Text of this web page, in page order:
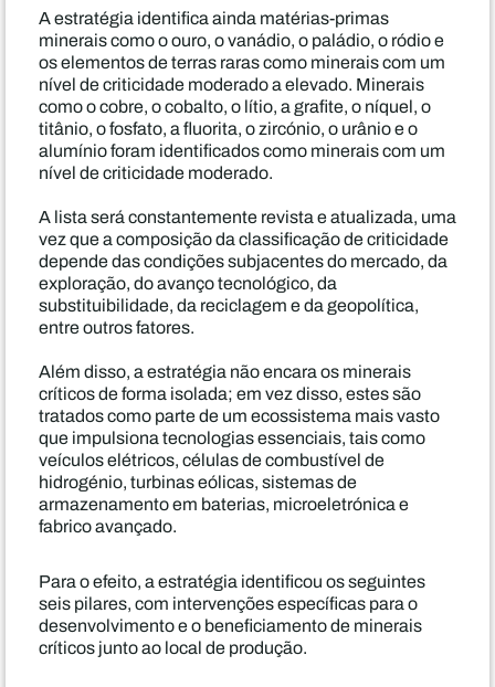
A estratégia identifica ainda matérias-primas
minerais como o ouro, o vanádio, o paládio, o ródio e
os elementos de terras raras como minerais com um
nível de criticidade moderado a elevado. Minerais
como o cobre, o cobalto, o lítio, a grafite, o níquel, o
titânio, o fosfato, a fluorita, o zircónio, o urânio e o
alumínio foram identificados como minerais com um
nível de criticidade moderado.
A lista será constantemente revista e atualizada, uma
vez que a composição da classificação de criticidade
depende das condições subjacentes do mercado, da
exploração, do avanço tecnológico, da
substituibilidade, da reciclagem e da geopolítica,
entre outros fatores.
Além disso, a estratégia não encara os minerais
críticos de forma isolada; em vez disso, estes são
tratados como parte de um ecossistema mais vasto
que impulsiona tecnologias essenciais, tais como
veículos elétricos, células de combustível de
hidrogénio, turbinas eólicas, sistemas de
armazenamento em baterias, microeletrónica e
fabrico avançado.
Para o efeito, a estratégia identificou os seguintes
seis pilares, com intervenções específicas para o
desenvolvimento e o beneficiamento de minerais
críticos junto ao local de produção.